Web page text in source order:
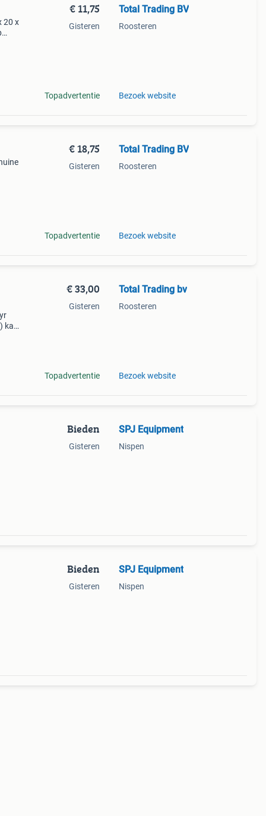
20 x
€ 11,75
Gisteren
Topadvertentie
Total Trading BV
Roosteren
Bezoek website
€ 18,75
Gisteren
Topadvertentie
Total Trading BV
Roosteren
Bezoek website
kan
€ 33,00
Gisteren
Topadvertentie
Total Trading bv
Roosteren
Bezoek website
Bieden
Gisteren
SPJ Equipment
Nispen
Bieden
Gisteren
SPJ Equipment
Nispen